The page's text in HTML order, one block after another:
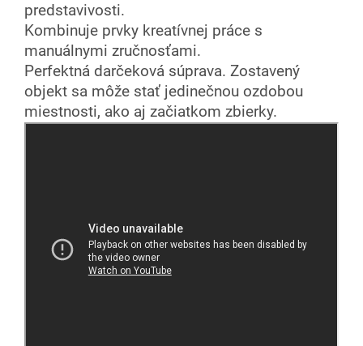
predstavivosti.
Kombinuje prvky kreatívnej práce s
manuálnymi zručnosťami.
Perfektná darčeková súprava. Zostavený
objekt sa môže stať jedinečnou ozdobou
miestnosti, ako aj začiatkom zbierky.